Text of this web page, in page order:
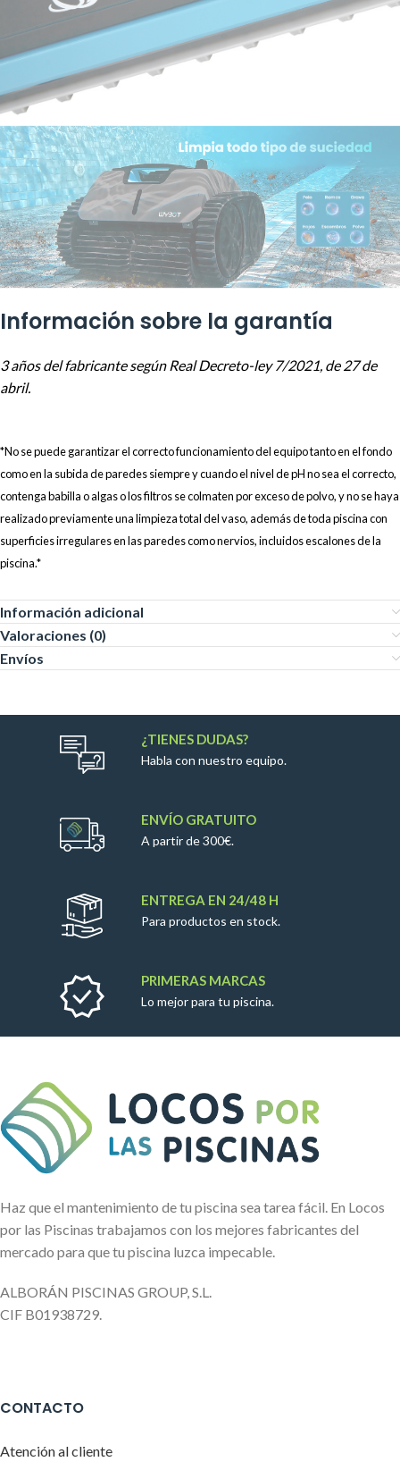
Información sobre la garantía
3 años del fabricante según Real Decreto-ley 7/2021, de 27 de
abril.
*No se puede garantizar el correcto funcionamiento del equipo tanto en el fondo
como en la subida de paredes siempre y cuando el nivel de pH no sea el correcto,
contenga babilla o algas o los filtros se colmaten por exceso de polvo, y no se haya
realizado previamente una limpieza total del vaso, además de toda piscina con
superficies irregulares en las paredes como nervios, incluidos escalones de la
piscina.*
Información adicional
Valoraciones (0)
Envíos
¿TIENES DUDAS?
Habla con nuestro equipo.
ENVÍO GRATUITO
A partir de 300€.
ENTREGA EN 24/48 H
Para productos en stock.
PRIMERAS MARCAS
Lo mejor para tu piscina.
Haz que el mantenimiento de tu piscina sea tarea fácil. En Locos
por las Piscinas trabajamos con los mejores fabricantes del
mercado para que tu piscina luzca impecable.
ALBORÁN PISCINAS GROUP, S.L.
CIF B01938729.
CONTACTO
Atención al cliente